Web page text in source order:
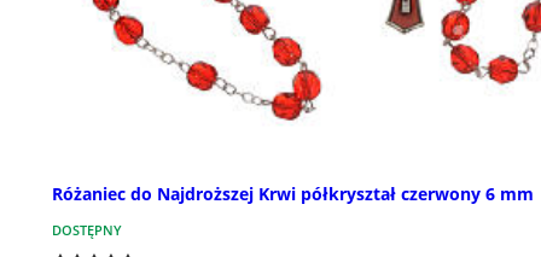
Różaniec do Najdroższej Krwi półkryształ czerwony 6 mm
DOSTĘPNY